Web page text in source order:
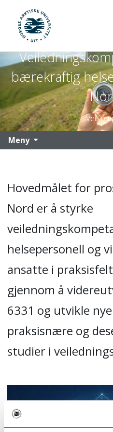
Gå til hovedinnhold
UiT Norges arktiske
bærekraftig
-
Meny
Hovedmålet for
Nord er å styrke
helsepersonell og
ansatte i
gjennom å
6331 og utvikle
praksisnære og
studier i